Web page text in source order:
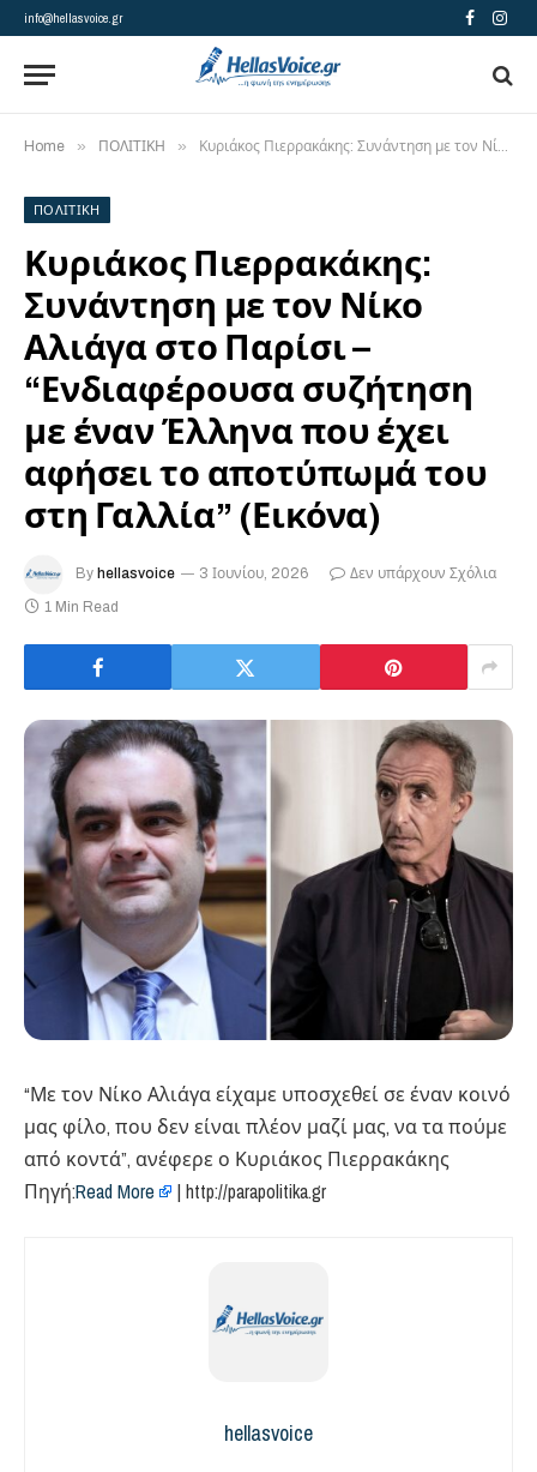
info@hellasvoice.gr Facebook
Home » ΠΟΛΙΤΙΚΗ » Κυριάκος Πιερρακάκης: Συνάντηση με τον Νίκο Αλιάγα στο Παρίσι – “Ενδιαφέρουσα συζήτηση με έναν Έλληνα που έχει αφήσει το αποτύπωμά του στη Γαλλία” (Εικόνα)
ΠΟΛΙΤΙΚΗ
Κυριάκος Πιερρακάκης:
Συνάντηση με τον Νίκο
Αλιάγα στο Παρίσι –
“Ενδιαφέρουσα συζήτηση
με έναν Έλληνα που έχει
αφήσει το αποτύπωμά του
στη Γαλλία” (Εικόνα)
By hellasvoice 3 Ιουνίου, 2026
Δεν υπάρχουν Σχόλια
1 Min Read
“Με τον Νίκο Αλιάγα είχαμε υποσχεθεί σε έναν κοινό
μας φίλο, που δεν είναι πλέον μαζί μας, να τα πούμε
από κοντά”, ανέφερε ο Κυριάκος Πιερρακάκης
Πηγή:Read More | http://parapolitika.gr
hellasvoice